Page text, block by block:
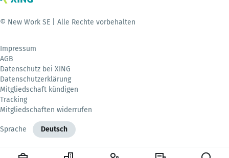
© New Work SE | Alle Rechte vorbehalten
Impressum
AGB
Datenschutz bei XING
Datenschutzerklärung
Mitgliedschaft kündigen
Tracking
Mitgliedschaften widerrufen
Sprache Deutsch